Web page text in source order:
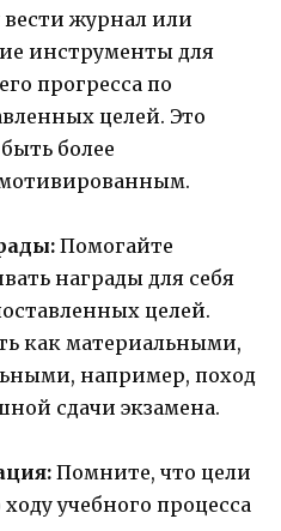
журнал или
инструменты для
прогресса по
целей. Это
более
Помогайте
награды для себя
целей.
как материальными,
например, поход
сдачи экзамена.
Помните, что цели
учебного процесса